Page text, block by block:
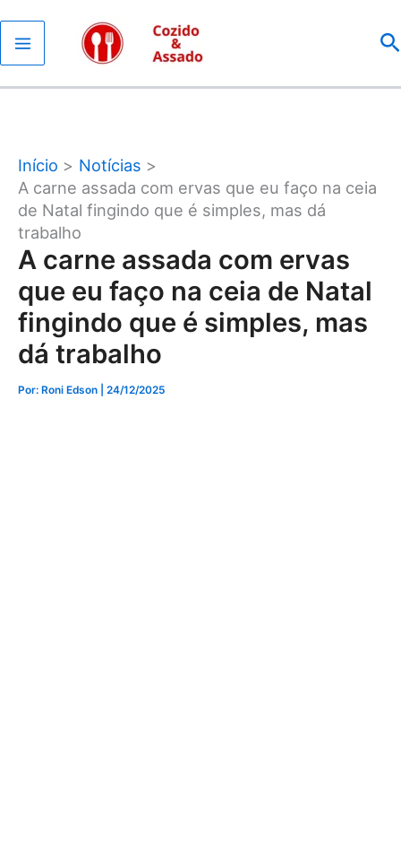
para
o
conteúdo
Início
Notícias
A carne assada com ervas que eu faço na ceia
de Natal fingindo que é simples, mas dá
trabalho
A carne assada com ervas
que eu faço na ceia de Natal
fingindo que é simples, mas
dá trabalho
Por: Roni Edson | 24/12/2025